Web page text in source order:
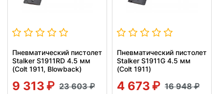
Пневматический пистолет
Stalker S1911RD 4.5 мм
(Colt 1911, Blowback)
9 313 23 603
Пневматический пистолет
Stalker S1911G 4.5 мм
(Colt 1911)
4 673 16 948